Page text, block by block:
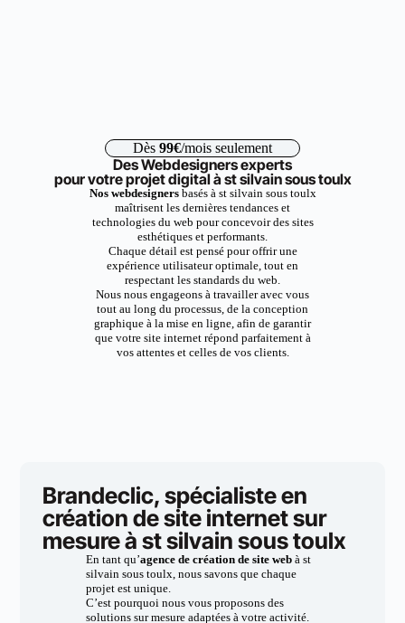
Dès 99€/mois seulement
Des Webdesigners experts
pour votre projet digital à st silvain sous toulx
Nos webdesignersbasés à st silvain sous toulx
maîtrisent les dernières tendances et
technologies du web pour concevoir des sites
esthétiques et performants.
Chaque détail est pensé pour offrir une
expérience utilisateur optimale, tout en
respectant les standards du web.
Nous nous engageons à travailler avec vous
tout au long du processus, de la conception
graphique à la mise en ligne, afin de garantir
que votre site internet répond parfaitement à
vos attentes et celles de vos clients.
Brandeclic, spécialiste en
création de site internet sur
mesure à st silvain sous toulx
En tant qu’agence de création de site webà st
silvain sous toulx, nous savons que chaque
projet est unique.
C’est pourquoi nous vous proposons des
solutions sur mesure adaptées à votre activité.